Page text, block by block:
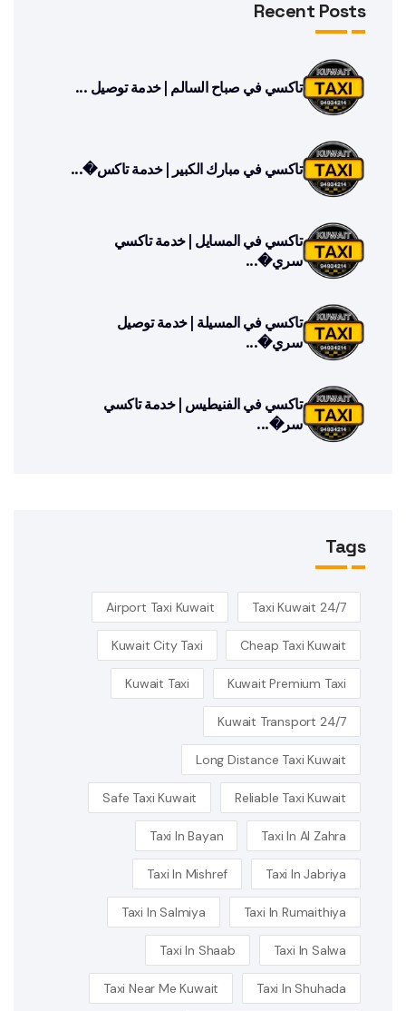
Recent Posts
تاكسي في صباح السالم | خدمة توصيل ...
تاكسي في مبارك الكبير | خدمة تاكس�...
تاكسي في المسايل | خدمة تاكسي
سري�...
تاكسي في المسيلة | خدمة توصيل
سري�...
تاكسي في الفنيطيس | خدمة تاكسي
سر�...
Tags
24/7 Taxi Kuwait
Airport Taxi Kuwait
Cheap Taxi Kuwait
Kuwait City Taxi
Kuwait Premium Taxi
Kuwait Taxi
Kuwait Transport 24/7
Long Distance Taxi Kuwait
Reliable Taxi Kuwait
Safe Taxi Kuwait
Taxi In Al Zahra
Taxi In Bayan
Taxi In Jabriya
Taxi In Mishref
Taxi In Rumaithiya
Taxi In Salmiya
Taxi In Salwa
Taxi In Shaab
Taxi In Shuhada
Taxi Near Me Kuwait